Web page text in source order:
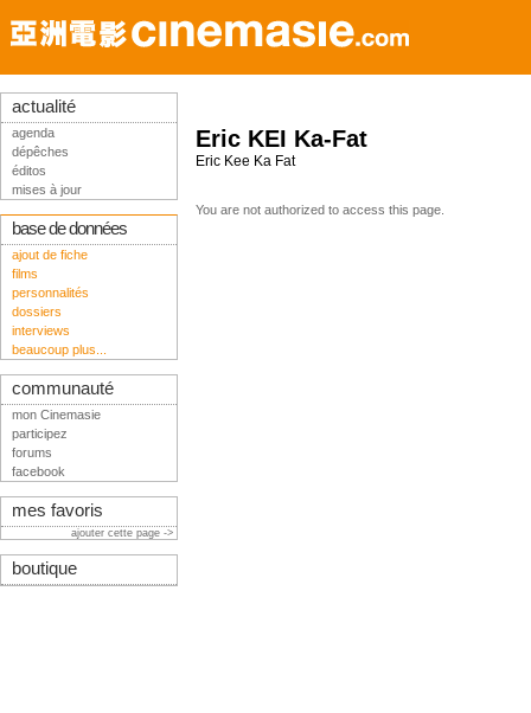
Eric KEI Ka-Fat
Eric Kee Ka Fat
You are not authorized to access this page.
actualité
agenda
dépêches
éditos
mises à jour
base de données
ajout de fiche
films
personnalités
dossiers
interviews
beaucoup plus...
communauté
mon Cinemasie
participez
forums
facebook
mes favoris
ajouter cette page ->
boutique